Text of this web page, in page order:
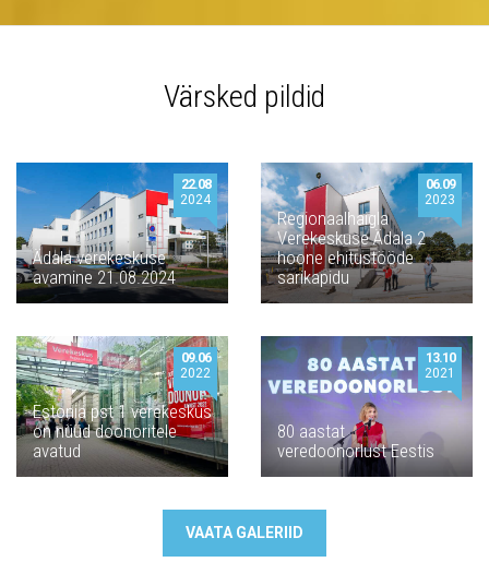
Värsked pildid
Ädala verekeskuse
avamine 21.08.2024
22.08
2024
Regionaalhaigla
Verekeskuse Ädala 2
hoone ehitustööde
sarikapidu
06.09
2023
Estonia pst 1 verekeskus
on nüüd doonoritele
avatud
09.06
2022
80 aastat
veredoonorlust Eestis
13.10
2021
VAATA GALERIID